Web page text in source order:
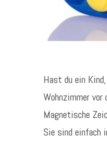
Hast du ein
Wohnzimmer
Magnetische
Sie sind einfach